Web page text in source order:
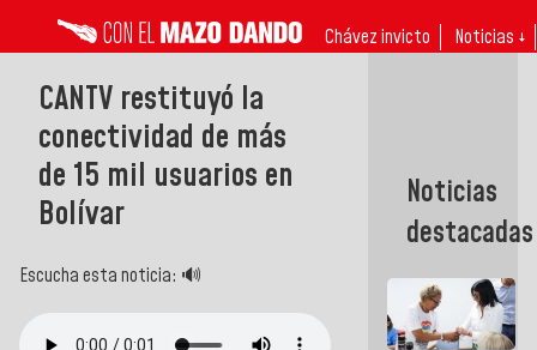
Chávez invicto Noticias ↓
CANTV restituyó la
conectividad de más
de 15 mil usuarios en
Bolívar
Escucha esta noticia: 🔊
Noticias
destacadas